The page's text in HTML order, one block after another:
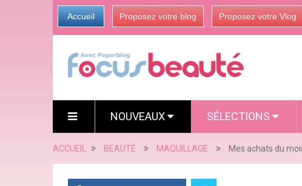
Accueil Proposez votre blog Proposez votre Vlog
NOUVEAUX SÉLECTIONS
ACCUEIL BEAUTÉ MAQUILLAGE Mes achats du